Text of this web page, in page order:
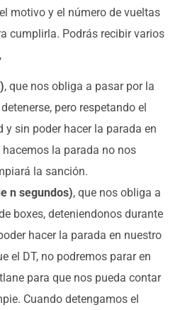
motivo y el número de vueltas
cumplirla. Podrás recibir varios
, que nos obliga a pasar por la
pero respetando el
y sin poder hacer la parada en
la parada no nos
la sanción.
n segundos), que nos obliga a
boxes, deteniendonos durante
hacer la parada en nuestro
el DT, no podremos parar en
para que nos pueda contar
Cuando detengamos el